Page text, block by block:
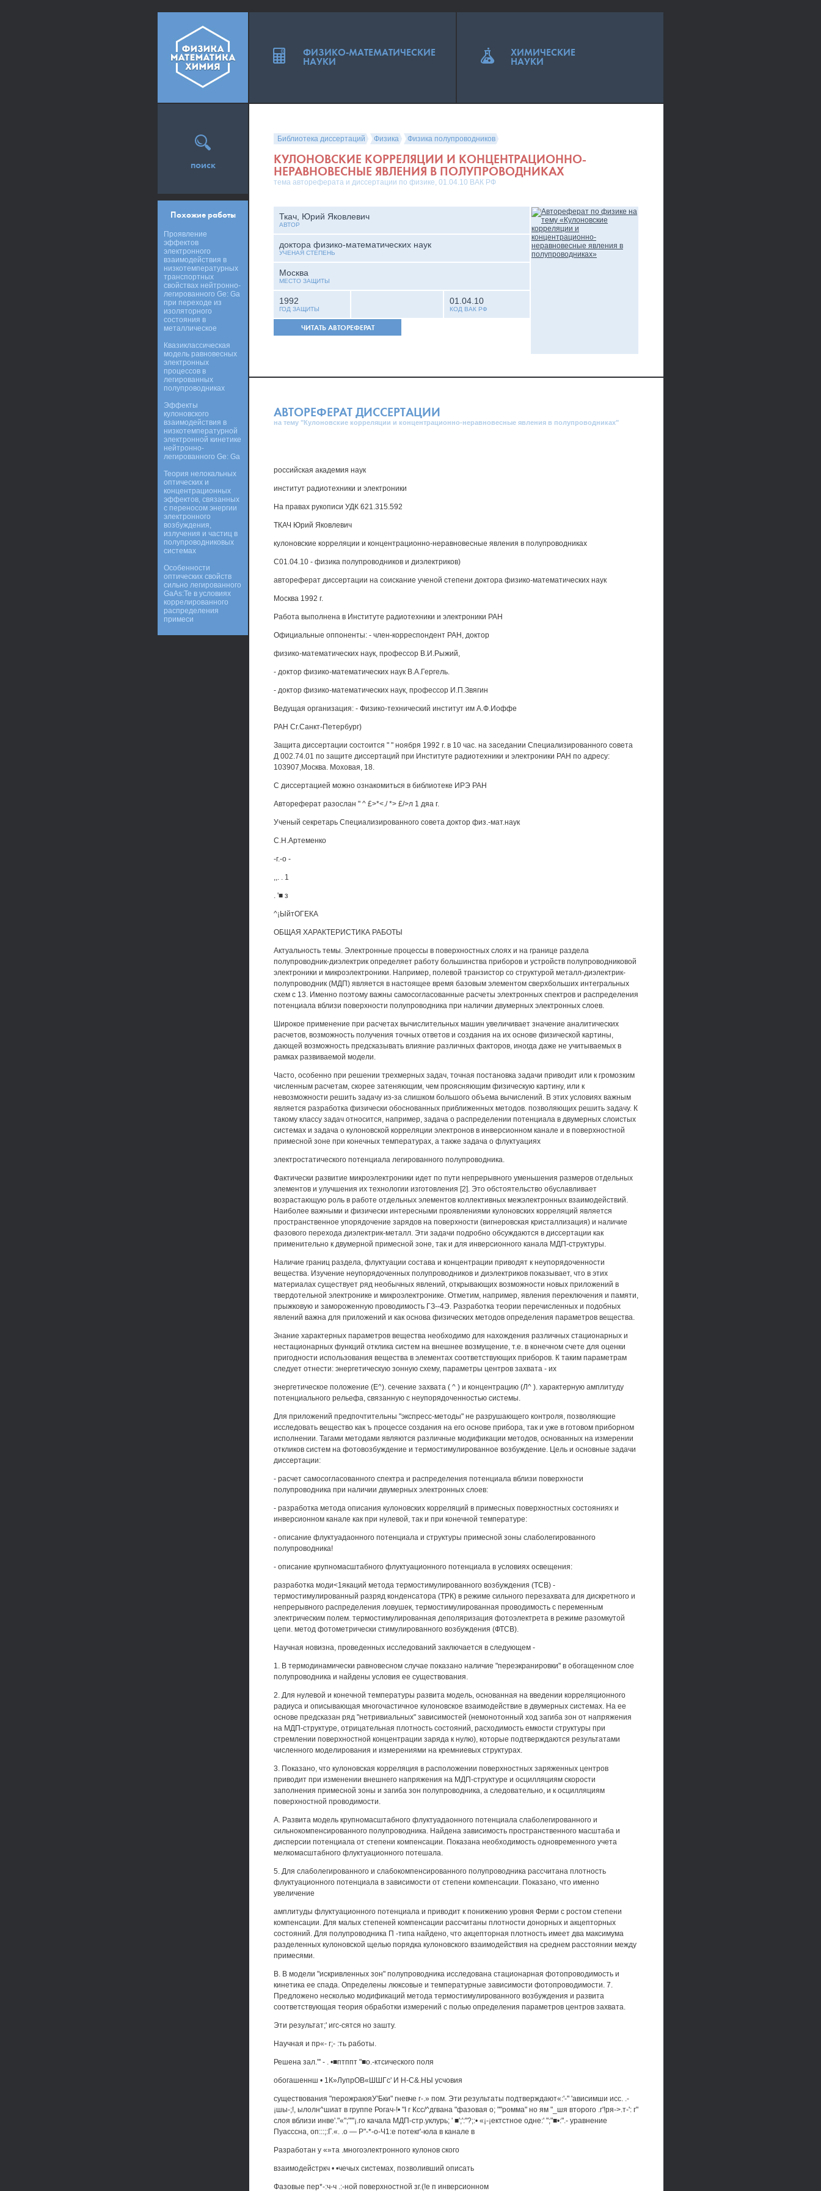
Библиотека диссертаций Физика Физика полупроводников
КУЛОНОВСКИЕ КОРРЕЛЯЦИИ И КОНЦЕНТРАЦИОННО-
НЕРАВНОВЕСНЫЕ ЯВЛЕНИЯ В ПОЛУПРОВОДНИКАХ
тема автореферата и диссертации по физике, 01.04.10 ВАК РФ
Ткач, Юрий Яковлевич
АВТОР
доктора физико-математических наук
УЧЕНАЯ СТЕПЕНЬ
Москва
МЕСТО ЗАЩИТЫ
1992
ГОД ЗАЩИТЫ
01.04.10
КОД ВАК РФ
ЧИТАТЬ АВТОРЕФЕРАТ
АВТОРЕФЕРАТ ДИССЕРТАЦИИ
на тему "Кулоновские корреляции и концентрационно-неравновесные явления в полупроводниках"
российская академия наук
институт радиотехники и электроники
На правах рукописи УДК 621.315.592
ТКАЧ Юрий Яковлевич
кулоновские корреляции и концентрационно-неравновесные явления в полупроводниках
С01.04.10 - физика полупроводников и диэлектриков)
автореферат диссертации на соискание ученой степени доктора физико-математических наук
Москва 1992 г.
Работа выполнена в Институте радиотехники и электроники РАН
Официальные оппоненты: - член-корреспондент РАН, доктор
физико-математических наук, профессор В.И.Рыжий,
- доктор физико-математических наук В.А.Гергель.
- доктор физико-математических наук, профессор И.П.Звягин
Ведущая организация: - Физико-технический институт им А.Ф.Иоффе
РАН Сг.Санкт-Петербург)
Защита диссертации состоится " " ноября 1992 г. в 10 час. на заседании Специализированного совета
Д 002.74.01 по защите диссертаций при Институте радиотехники и электроники РАН по адресу:
103907,Москва. Моховая, 18.
С диссертацией можно ознакомиться в библиотеке ИРЭ РАН
Автореферат разослан " ^ £>*<./ *> £/>л 1 дяа г.
Ученый секретарь Специализированного совета доктор физ.-мат.наук
С.Н.Артеменко
-г.-о -
,,. . 1
. '■ з
^¡ЫйтОГЕКА
ОБЩАЯ ХАРАКТЕРИСТИКА РАБОТЫ
Актуальность темы. Электронные процессы в поверхностных слоях и на границе раздела
полупроводник-диэлектрик определяет работу большинства приборов и устройств полупроводниковой
электроники и микроэлектроники. Например, полевой транзистор со структурой металл-диэлектрик-
полупроводник (МДП) является в настоящее время базовым элементом сверхбольших интегральных
схем с 13. Именно поэтому важны самосогласованные расчеты электронных спектров и распределения
потенциала вблизи поверхности полупроводника при наличии двумерных электронных слоев.
Широкое применение при расчетах вычислительных машин увеличивает значение аналитических
расчетов, возможность получения точных ответов и создания на их основе физической картины,
дающей возможность предсказывать влияние различных факторов, иногда даже не учитываемых в
рамках развиваемой модели.
Часто, особенно при решении трехмерных задач, точная постановка задачи приводит или к громозким
численным расчетам, скорее затеняющим, чем проясняющим физическую картину, или к
невозможности решить задачу из-за слишком большого объема вычислений. В этих условиях важным
является разработка физически обоснованных приближенных методов. позволяющих решить задачу. К
такому классу задач относится, например, задача о распределении потенциала в двумерных слоистых
системах и задача о кулоновской корреляции электронов в инверсионном канале и в поверхностной
примесной зоне при конечных температурах, а также задача о флуктуациях
электростатического потенциала легированного полупроводника.
Фактически развитие микроэлектроники идет по пути непрерывного уменьшения размеров отдельных
элементов и улучшения их технологии изготовления [2]. Это обстоятельство обуславливает
возрастающую роль в работе отдельных элементов коллективных межэлектронных взаимодействий.
Наиболее важными и физически интересными проявлениями кулоновских корреляций является
пространственное упорядочение зарядов на поверхности (вигнеровская кристаллизация) и наличие
фазового перехода диэлектрик-металл. Эти задачи подробно обсуждаются в диссертации как
применительно к двумерной примесной зоне, так и для инверсионного канала МДП-структуры.
Наличие границ раздела, флуктуации состава и концентрации приводят к неупорядоченности
вещества. Изучение неупорядоченных полупроводников и диэлектриков показывает, что в этих
материалах существует ряд необычных явлений, открывающих возможности новых приложений в
твердотельной электронике и микроэлектронике. Отметим, например, явления переключения и памяти,
прыжковую и замороженную проводимость ГЗ--4Э. Разработка теории перечисленных и подобных
явлений важна для приложений и как основа физических методов определения параметров вещества.
Знание характерных параметров вещества необходимо для нахождения различных стационарных и
нестационарных функций отклика систем на внешнее возмущение, т.е. в конечном счете для оценки
пригодности использования вещества в элементах соответствующих приборов. К таким параметрам
следует отнести: энергетическую зонную схему, параметры центров захвата - их
энергетическое положение (Е^). сечение захвата ( ^ ) и концентрацию (Л^ ). характерную амплитуду
потенциального рельефа, связанную с неупорядоченностью системы.
Для приложений предпочтительны "экспресс-методы" не разрушающего контроля, позволяющие
исследовать вещество как ъ процессе создания на его основе прибора, так и уже в готовом приборном
исполнении. Тагами методами являются различные модификации методов, основанных на измерении
откликов систем на фотовозбуждение и термостимулированное возбуждение. Цель и основные задачи
диссертации:
- расчет самосогласованного спектра и распределения потенциала вблизи поверхности
полупроводника при наличии двумерных электронных слоев:
- разработка метода описания кулоновских корреляций в примесных поверхностных состояниях и
инверсионном канале как при нулевой, так и при конечной температуре:
- описание флуктуадаонного потенциала и структуры примесной зоны слаболегированного
полупроводника!
- описание крупномасштабного флуктуационного потенциала в условиях освещения:
разработка моди<1якаций метода термостимулированного возбуждения (ТСВ) -
термостимулированный разряд конденсатора (ТРК) в режиме сильного перезахвата для дискретного и
непрерывного распределения ловушек, термостимулированная проводимость с переменным
электрическим полем. термостимулированная деполяризация фотоэлектрета в режиме разомкутой
цепи. метод фотометрически стимулированного возбуждения (ФТСВ).
Научная новизна, проведенных исследований заключается в следующем -
1. В термодинамически равновесном случае показано наличие "переэкранировки" в обогащенном слое
полупроводника и найдены условия ее существования.
2. Для нулевой и конечной температуры развита модель, основанная на введении корреляционного
радиуса и описывающая многочастичное кулоновское взаимодействие в двумерных системах. На ее
основе предсказан ряд "нетривиальных" зависимостей (немонотонный ход загиба зон от напряжения
на МДП-структуре, отрицательная плотность состояний, расходимость емкости структуры при
стремлении поверхностной концентрации заряда к нулю), которые подтверждаются результатами
численного моделирования и измерениями на кремниевых структурах.
3. Показано, что кулоновская корреляция в расположении поверхностных заряженных центров
приводит при изменении внешнего напряжения на МДП-структуре и осцилляциям скорости
заполнения примесной зоны и загиба зон полупроводника, а следовательно, и к осцилляциям
поверхностной проводимости.
А. Развита модель крупномасштабного флуктуадаонного потенциала слаболегированного и
сильнокомпенсированного полупроводника. Найдена зависимость пространственного масштаба и
дисперсии потенциала от степени компенсации. Показана необходимость одновременного учета
мелкомасштабного флуктуационного потешала.
5. Для слаболегированного и слабокомпенсированного полупроводника рассчитана плотность
флуктуационного потенциала в зависимости от степени компенсации. Показано, что именно
увеличение
амплитуды флуктуационного потенциала и приводит к понижению уровня Ферми с ростом степени
компенсации. Для малых степеней компенсации рассчитаны плотности донорных и акцепторных
состояний. Для полупроводника П -типа найдено, что акцепторная плотность имеет два максимума
разделенных кулоновской щелью порядка кулоновского взаимодействия на среднем расстоянии между
примесями.
В. В модели "искривленных зон" полупроводника исследована стационарная фотопроводимость и
кинетика ее спада. Определены люксовые и температурные зависимости фотопроводимости. 7.
Предложено несколько модификаций метода термостимулированного возбуждения и развита
соответствующая теория обработки измерений с полью определения параметров центров захвата.
Эти результат;' игс-сятся но зашту.
Научная и пр«- г;- :ть работы.
Решена зал."' - . •■птппт "■о.-ктсического поля
обогашеннш • 1К»ЛупрОВ«ШШГс' И Н-С&.НЫ усчовия
существования "перожраюяУ'Бки" гневче г-.» пом. Эти результаты подтверждают«:'-" 'ависимши исс. .-
¡шы-;!, ылолн^шиат в группе Рогач-!• "I г Ксс/^дгвана "фазовая о; ""ромма" но ям "_шя второго .г'!ря->.т-': г"
слоя вблизи инве'."«";""'¡.го качала МДП-стр.уклурь; ' ■';':"?;:• «¡-¡ектстное одне:' ";"■•:".- уравнение
Пуасссна, оп:::;:Г.«. .о — Р"-*-о-Ч1:е потекг'-юла в канале в
Разработан у «»та .многоэлектронного кулонов ского
взаимодейстркч • •чечых системах, позволивший описать
Фазовые пер*-:ч-ч .:-ной поверхностной зг.(!е п инверсионном
поиск
Похожие работы
Проявление
эффектов
электронного
взаимодействия в
низкотемпературных
транспортных
свойствах нейтронно-
легированного Ge: Ga
при переходе из
изоляторного
состояния в
металлическое
Квазиклассическая
модель равновесных
электронных
процессов в
легированных
полупроводниках
Эффекты
кулоновского
взаимодействия в
низкотемпературной
электронной кинетике
нейтронно-
легированного Ge: Ga
Теория нелокальных
оптических и
концентрационных
эффектов, связанных
с переносом энергии
электронного
возбуждения,
излучения и частиц в
полупроводниковых
системах
Особенности
оптических свойств
сильно легированного
GaAs:Te в условиях
коррелированного
распределения
примеси
ФИЗИКО-МАТЕМАТИЧЕСКИЕ
НАУКИ
ХИМИЧЕСКИЕ
НАУКИ